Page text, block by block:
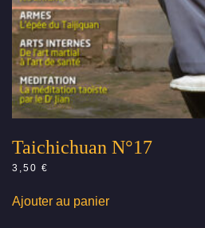
Taichichuan N°17
3,50 €
Ajouter au panier